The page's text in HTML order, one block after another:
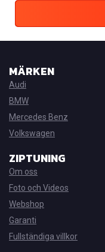
MÄRKEN
Audi
BMW
Mercedes Benz
Volkswagen
ZIPTUNING
Om oss
Foto och Videos
Webshop
Garanti
Fullständiga villkor